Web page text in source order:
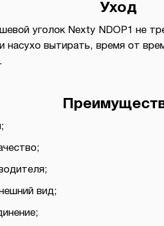
Уход
уголок Nexty NDOP1 не
насухо вытирать, время от
вид;